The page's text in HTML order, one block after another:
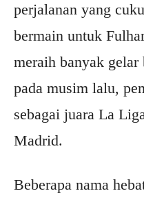
perjalanan yang
bermain untuk
meraih banyak
pada musim lalu,
sebagai juara La
Madrid.
Beberapa nama